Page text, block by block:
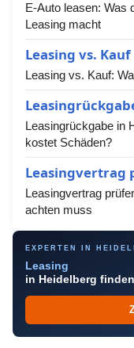
E-Auto leasen: Was
Leasing macht
Leasing vs. Kauf
Leasing vs. Kauf:
Leasingrückgabe in
kostet Schäden?
Leasingvertrag
Leasingvertrag
achten muss
EXPERTEN IN
Leasing
in Heidelberg finden